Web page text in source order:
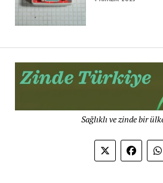
Sağlıklı ve zinde bir